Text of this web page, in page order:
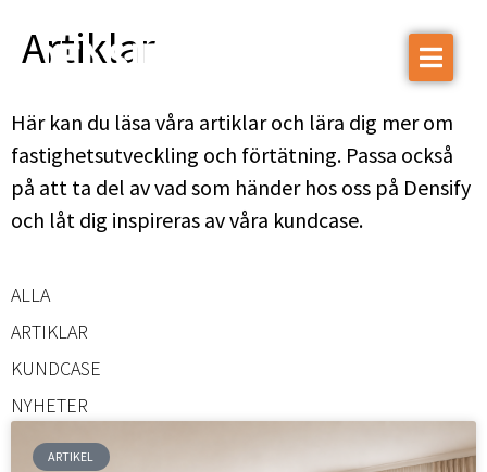
Projekt
Om Densify
Hållbarhet
Artiklar
Här kan du läsa våra artiklar och lära dig mer om
fastighetsutveckling och förtätning. Passa också
på att ta del av vad som händer hos oss på Densify
och låt dig inspireras av våra kundcase.
ALLA
ARTIKLAR
KUNDCASE
NYHETER
ARTIKEL